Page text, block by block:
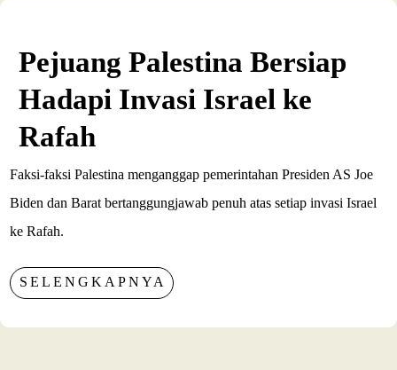
Pejuang Palestina Bersiap
Hadapi Invasi Israel ke
Rafah
Faksi-faksi Palestina menganggap pemerintahan Presiden AS Joe
Biden dan Barat bertanggungjawab penuh atas setiap invasi Israel
ke Rafah.
SELENGKAPNYA